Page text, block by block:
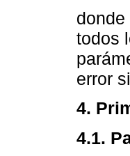
todos
error
4.
4.1.